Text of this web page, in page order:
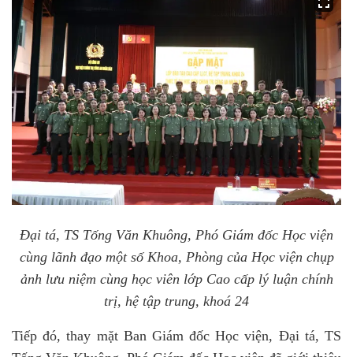
Đại tá, TS Tống Văn Khuông, Phó Giám đốc Học viện
cùng lãnh đạo một số Khoa, Phòng của Học viện chụp
ảnh lưu niệm cùng học viên lớp Cao cấp lý luận chính
trị, hệ tập trung, khoá 24
Tiếp đó, thay mặt Ban Giám đốc Học viện, Đại tá, TS